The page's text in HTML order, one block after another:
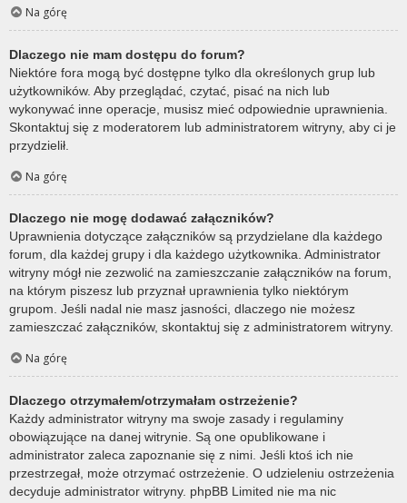
Na górę
Dlaczego nie mam dostępu do forum?
Niektóre fora mogą być dostępne tylko dla określonych grup lub
użytkowników. Aby przeglądać, czytać, pisać na nich lub
wykonywać inne operacje, musisz mieć odpowiednie uprawnienia.
Skontaktuj się z moderatorem lub administratorem witryny, aby ci je
przydzielił.
Na górę
Dlaczego nie mogę dodawać załączników?
Uprawnienia dotyczące załączników są przydzielane dla każdego
forum, dla każdej grupy i dla każdego użytkownika. Administrator
witryny mógł nie zezwolić na zamieszczanie załączników na forum,
na którym piszesz lub przyznał uprawnienia tylko niektórym
grupom. Jeśli nadal nie masz jasności, dlaczego nie możesz
zamieszczać załączników, skontaktuj się z administratorem witryny.
Na górę
Dlaczego otrzymałem/otrzymałam ostrzeżenie?
Każdy administrator witryny ma swoje zasady i regulaminy
obowiązujące na danej witrynie. Są one opublikowane i
administrator zaleca zapoznanie się z nimi. Jeśli ktoś ich nie
przestrzegał, może otrzymać ostrzeżenie. O udzieleniu ostrzeżenia
decyduje administrator witryny. phpBB Limited nie ma nic